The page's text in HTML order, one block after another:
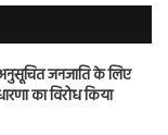
जनजाति के लिए
का विरोध किया